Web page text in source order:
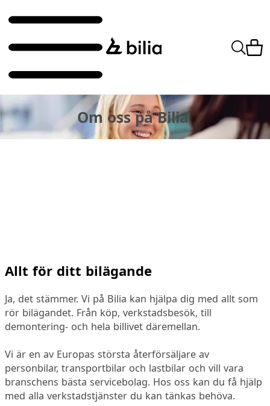
Om oss på Bilia
Allt för ditt bilägande
Ja, det stämmer. Vi på Bilia kan hjälpa dig med allt som
rör bilägandet. Från köp, verkstadsbesök, till
demontering- och hela billivet däremellan.
Vi är en av Europas största återförsäljare av
personbilar, transportbilar och lastbilar och vill vara
branschens bästa servicebolag. Hos oss kan du få hjälp
med alla verkstadstjänster du kan tänkas behöva.